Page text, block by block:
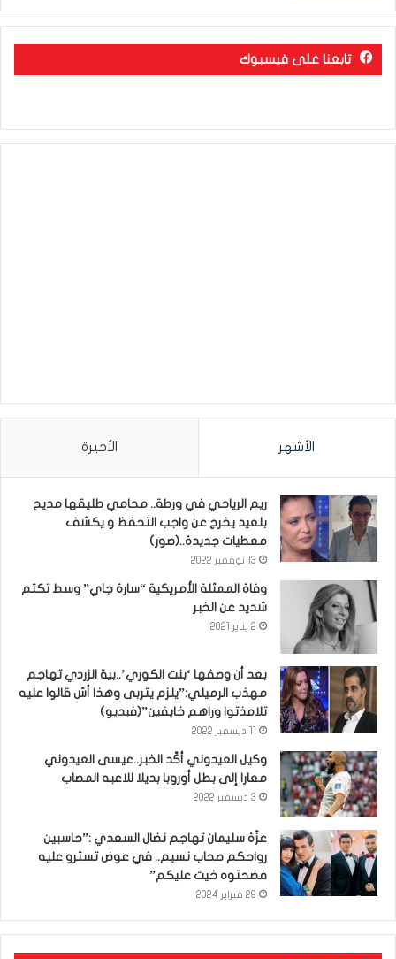
تابعنا على فيسبوك
الأشهر الأخيرة
ريم الرياحي في ورطة.. محامي طليقها مديح
بلعيد يخرج عن واجب التحفظ و يكشف
معطيات جديدة..(صور)
13 نوفمبر 2022
وفاة الممثلة الأمريكية “سارة جاي” وسط تكتم
شديد عن الخبر
2 يناير 2021
بعد أن وصفها ‘بنت الكوري’..بية الزردي تهاجم
مهذب الرميلي:”يلزم يتربى وهذا أش قالوا عليه
تلامذتوا وراهم خايفين”(فيديو)
وكيل العيدوني أكّد الخبر..عيسى العيدوني
معارا إلى بطل أوروبا بديلا للاعبه المصاب
3 ديسمبر 2022
عزّة سليمان تهاجم نضال السعدي :”حاسبين
رواحكم صحاب نسيم.. في عوض تسترو عليه
فضحتوه خيت عليكم”
29 فبراير 2024